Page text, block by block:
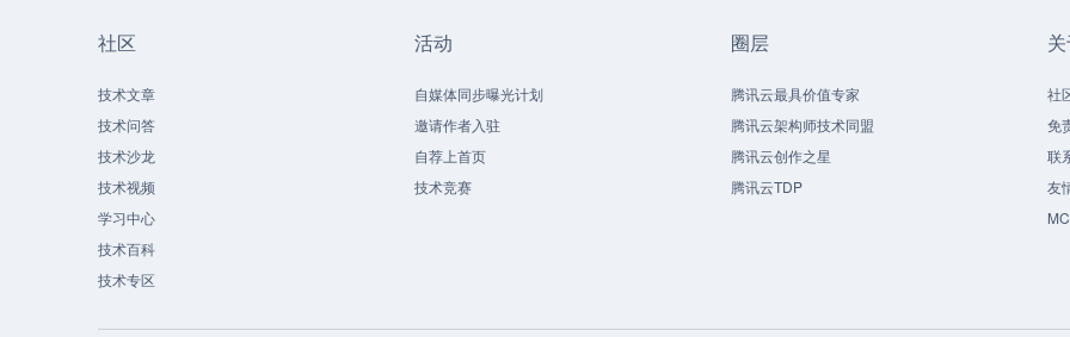
社区
技术文章
技术问答
技术沙龙
技术视频
学习中心
技术百科
技术专区
活动
自媒体同步曝光计划
邀请作者入驻
自荐上首页
技术竞赛
圈层
腾讯云最具价值专家
腾讯云架构师技术同盟
腾讯云创作之星
腾讯云TDP
社
免
联
友